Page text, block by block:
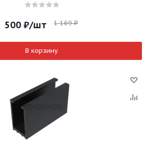
500 ₽/шт 1 169₽
В корзину